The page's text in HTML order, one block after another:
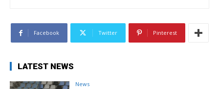
Facebook Twitter Pinterest
LATEST NEWS
News